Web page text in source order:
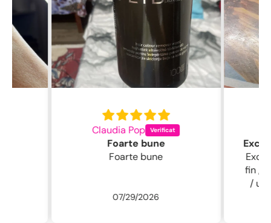
Claudia Pop
Foarte bune
Foarte bune
07/29/2026
Excelentă
fin ,
/